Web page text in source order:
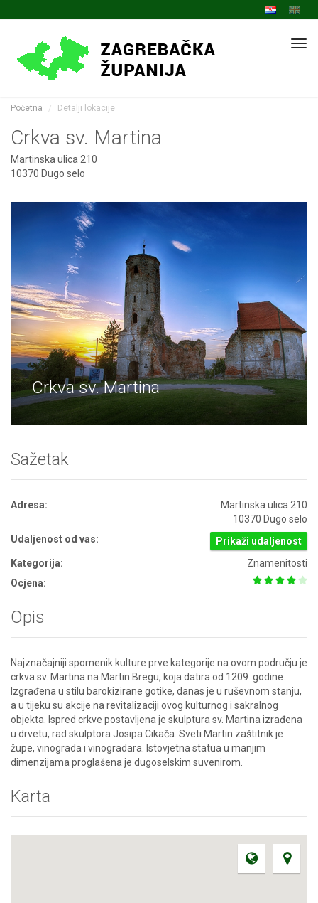
Početna Detalji lokacije
Crkva sv. Martina
Martinska ulica 210
10370 Dugo selo
Crkva sv. Martina
Sažetak
Adresa:
Martinska ulica 210
10370 Dugo selo
Udaljenost od vas:
Prikaži udaljenost
Kategorija:
Znamenitosti
Ocjena:
Opis
Najznačajniji spomenik kulture prve kategorije na ovom području je
crkva sv. Martina na Martin Bregu, koja datira od 1209. godine.
Izgrađena u stilu barokizirane gotike, danas je u ruševnom stanju,
a u tijeku su akcije na revitalizaciji ovog kulturnog i sakralnog
objekta. Ispred crkve postavljena je skulptura sv. Martina izrađena
u drvetu, rad skulptora Josipa Cikača. Sveti Martin zaštitnik je
župe, vinograda i vinogradara. Istovjetna statua u manjim
dimenzijama proglašena je dugoselskim suvenirom.
Karta